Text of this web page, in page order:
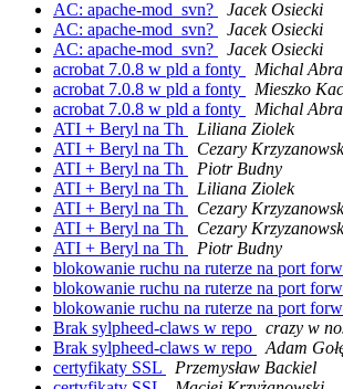
AC: apache-mod_svn?
Jacek Osiecki
AC: apache-mod_svn?
Jacek Osiecki
AC: apache-mod_svn?
Jacek Osiecki
acrobat 7.0.8 w pld a fonty
Michal
acrobat 7.0.8 w pld a fonty
Mieszko
acrobat 7.0.8 w pld a fonty
Michal
ATI + Beryl na Th
Liliana Ziolek
ATI + Beryl na Th
Cezary
ATI + Beryl na Th
Piotr Budny
ATI + Beryl na Th
Liliana Ziolek
ATI + Beryl na Th
Cezary
ATI + Beryl na Th
Cezary
ATI + Beryl na Th
Piotr Budny
blokowanie ruchu na ruterze na port
blokowanie ruchu na ruterze na port
blokowanie ruchu na ruterze na port
Brak sylpheed-claws w repo
crazy w
Brak sylpheed-claws w repo
Adam
certyfikaty SSL
Przemysław Backiel